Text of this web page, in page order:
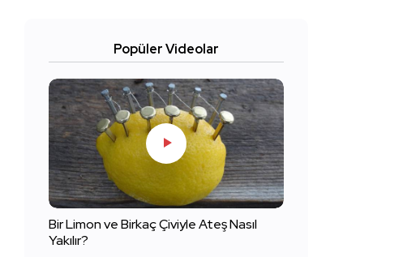
Popüler Videolar
Bir Limon ve Birkaç Çiviyle Ateş Nasıl
Yakılır?